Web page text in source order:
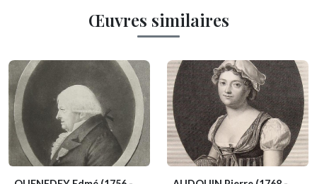
Œuvres similaires